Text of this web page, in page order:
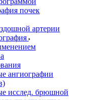
почек
артерии
ангиографии
исслед. брюшной